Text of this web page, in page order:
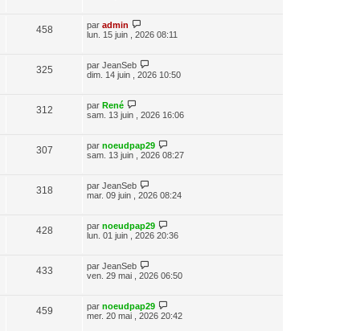
458 par admin
lun. 15 juin , 2026 08:11
325 par JeanSeb
dim. 14 juin , 2026 10:50
312 par René
sam. 13 juin , 2026 16:06
307 par noeudpap29
sam. 13 juin , 2026 08:27
318 par JeanSeb
mar. 09 juin , 2026 08:24
428 par noeudpap29
lun. 01 juin , 2026 20:36
433 par JeanSeb
ven. 29 mai , 2026 06:50
459 par noeudpap29
mer. 20 mai , 2026 20:42